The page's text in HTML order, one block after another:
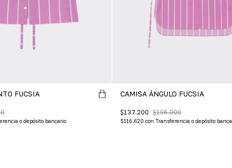
FUCSIA
o depósito bancario
CAMISA ÁNGULO FUCSIA
$137.200 $196.000
$116.620 con Transferencia o depósito